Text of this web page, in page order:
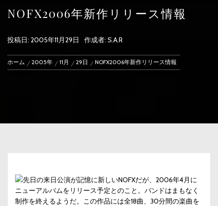
NOFX2006年新作リリース情報
投稿日: 2005年11月29日 作成者: S.A.R
ホーム 2005年 11月 29日 NOFX2006年新作リリース情報
先日の来日公演が記憶に新しいNOFXだが、2006年4月に
ニューアルバムをリリース予定とのこと。バンドはまもなく
制作を終えるようだ。この作品には全18曲、30分間の楽曲を